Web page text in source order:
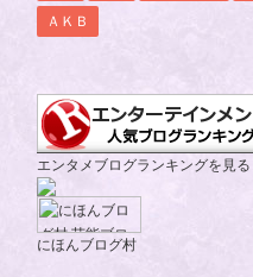
ＡＫＢ
エンタメブログランキングを見る
にほんブログ村